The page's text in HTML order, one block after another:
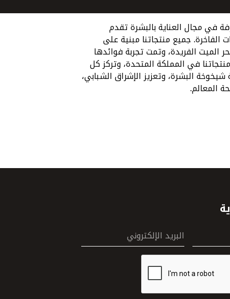
في مجال العناية بالبشرة تقدم
جميع منتجاتنا مبنية على
الميت الفريدة، وتمت تجربة فوائدها
تُصنع منتجاتنا في المملكة المتحدة، وتركز كل
البشرة، وتعزيز الإشراق الشبابي،
المعالم.
البريد الإلكتروني